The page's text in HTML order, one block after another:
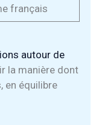
français
autour de
la manière dont
en équilibre